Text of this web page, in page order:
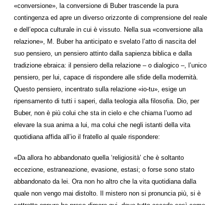
«conversione», la conversione di Buber trascende la pura
contingenza ed apre un diverso orizzonte di comprensione del reale
e dell’epoca culturale in cui è vissuto. Nella sua «conversione alla
relazione», M. Buber ha anticipato e svelato l’atto di nascita del
suo pensiero, un pensiero attinto dalla sapienza biblica e dalla
tradizione ebraica: il pensiero della relazione – o dialogico –, l’unico
pensiero, per lui, capace di rispondere alle sfide della modernità.
Questo pensiero, incentrato sulla relazione «io-tu», esige un
ripensamento di tutti i saperi, dalla teologia alla filosofia. Dio, per
Buber, non è più colui che sta in cielo e che chiama l’uomo ad
elevare la sua anima a lui, ma colui che negli istanti della vita
quotidiana affida all’io il fratello al quale rispondere:
«Da allora ho abbandonato quella ‘religiosità’ che è soltanto
eccezione, estraneazione, evasione, estasi; o forse sono stato
abbandonato da lei. Ora non ho altro che la vita quotidiana dalla
quale non vengo mai distolto. Il mistero non si pronuncia più, si è